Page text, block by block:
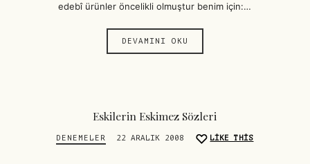
edebî ürünler öncelikli olmuştur benim için:…
DEVAMINI OKU
Eskilerin Eskimez Sözleri
DENEMELER 22 ARALIK 2008 LIKE THIS